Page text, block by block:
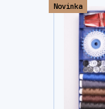
Novinka